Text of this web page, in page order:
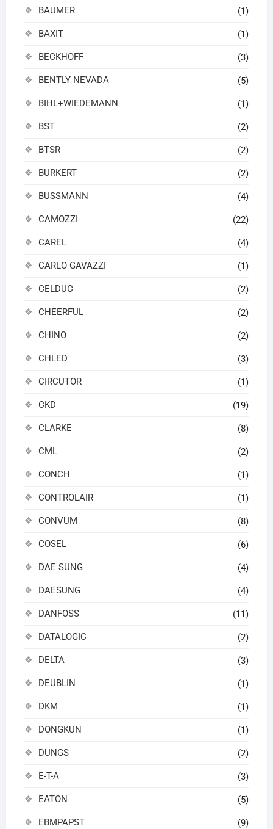
BAUMER (1)
BAXIT (1)
BECKHOFF (3)
BENTLY NEVADA (5)
BIHL+WIEDEMANN (1)
BST (2)
BTSR (2)
BURKERT (2)
BUSSMANN (4)
CAMOZZI (22)
CAREL (4)
CARLO GAVAZZI (1)
CELDUC (2)
CHEERFUL (2)
CHINO (2)
CHLED (3)
CIRCUTOR (1)
CKD (19)
CLARKE (8)
CML (2)
CONCH (1)
CONTROLAIR (1)
CONVUM (8)
COSEL (6)
DAE SUNG (4)
DAESUNG (4)
DANFOSS (11)
DATALOGIC (2)
DELTA (3)
DEUBLIN (1)
DKM (1)
DONGKUN (1)
DUNGS (2)
E-T-A (3)
EATON (5)
EBMPAPST (9)